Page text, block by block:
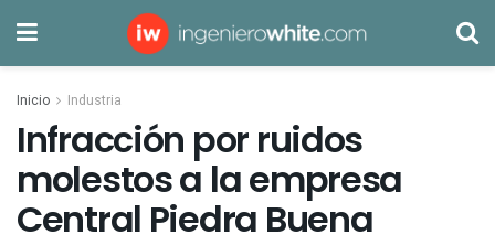
Inicio Industria
Infracción por ruidos
molestos a la empresa
Central Piedra Buena